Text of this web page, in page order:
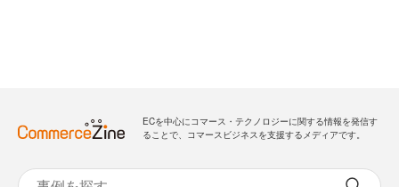
ECを中心にコマース・テクノロジーに関する情報を発信す
ることで、コマースビジネスを支援するメディアです。